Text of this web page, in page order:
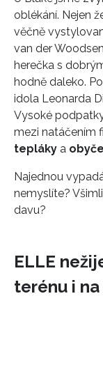
oblékání. Nejen
věčně
van der
herečka s
hodně daleko.
idola Leonarda
Vysoké
mezi natáčením
tepláky a
Najednou
nemyslíte?
davu?
ELLE
terénu i